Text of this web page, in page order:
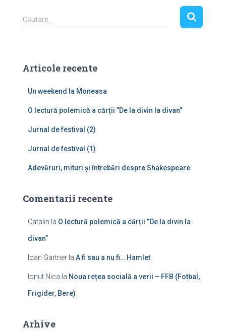
C
a
d
Căutare…
Articole recente
Un weekend la Moneasa
O lectură polemică a cărții ”De la divin la divan”
Jurnal de festival (2)
Jurnal de festival (1)
Adevăruri, mituri și întrebări despre Shakespeare
Comentarii recente
Catalin la O lectură polemică a cărții ”De la divin la
divan”
Ioan Gartner la A fi sau a nu fi… Hamlet
Ionut Nica la Noua rețea socială a verii – FFB (Fotbal,
Frigider, Bere)
Arhive